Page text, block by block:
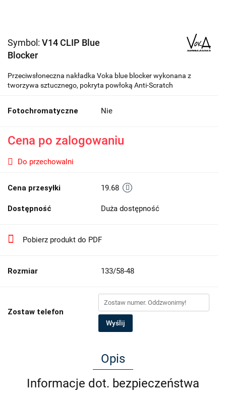
Symbol: V14 CLIP Blue
Blocker
Przeciwsłoneczna nakładka Voka blue blocker wykonana z
tworzywa sztucznego, pokryta powłoką Anti-Scratch
Fotochromatyczne Nie
Cena po zalogowaniu
Do przechowalni
Cena przesyłki 19.68
Dostępność Duża dostępność
Pobierz produkt do PDF
Rozmiar 133/58-48
Zostaw telefon
Wyślij
Opis
Informacje dot. bezpieczeństwa